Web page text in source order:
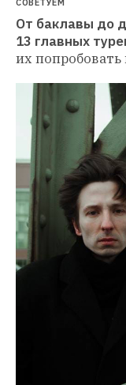
От баклавы до
13 главных
их попробовать